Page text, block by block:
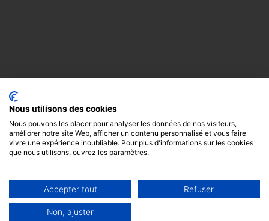
Copyright
© 2024 -
GODOT &
Mentions
Nous utilisons des cookies
Nous pouvons les placer pour analyser les données de nos visiteurs,
améliorer notre site Web, afficher un contenu personnalisé et vous faire
vivre une expérience inoubliable. Pour plus d'informations sur les cookies
que nous utilisons, ouvrez les paramètres.
Accepter tout Refuser
Non, ajuster